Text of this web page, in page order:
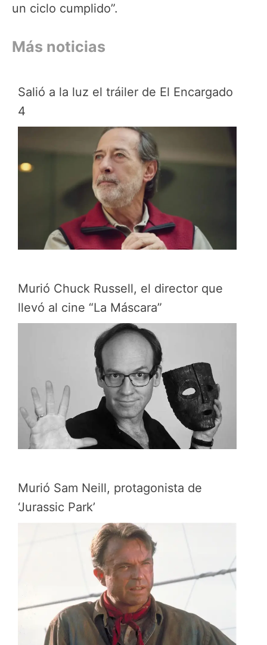
un ciclo cumplido”.
Más noticias
Salió a la luz el tráiler de El Encargado
4
Murió Chuck Russell, el director que
llevó al cine “La Máscara”
Murió Sam Neill, protagonista de
‘Jurassic Park’